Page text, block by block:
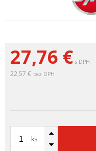
27,76 € s DPH
22,57 € bez DPH
ks